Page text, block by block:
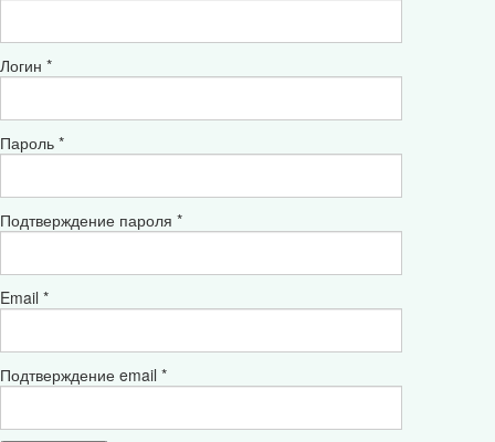
Логин *
Пароль *
Подтверждение пароля *
Email *
Подтверждение email *